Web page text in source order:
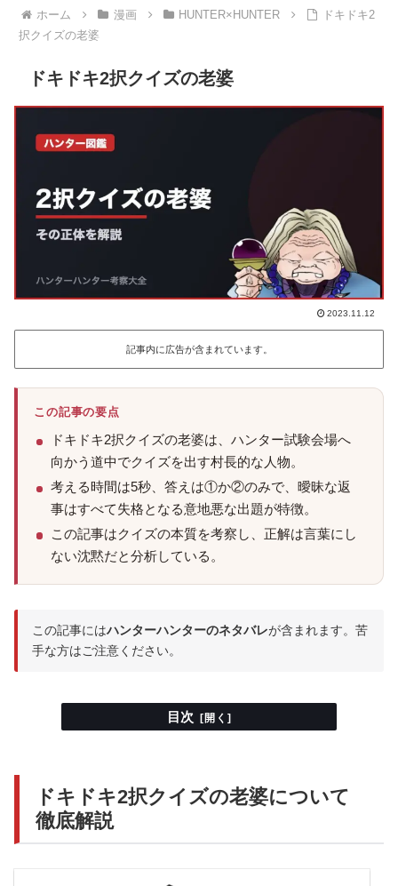
ホーム 漫画 HUNTER×HUNTER
ドキドキ2
択クイズの老婆
ドキドキ2択クイズの老婆
2023.11.12
記事内に広告が含まれています。
この記事の要点
ドキドキ2択クイズの老婆は、ハンター試験会場へ
向かう道中でクイズを出す村長的な人物。
考える時間は5秒、答えは①か②のみで、曖昧な返
事はすべて失格となる意地悪な出題が特徴。
この記事はクイズの本質を考察し、正解は言葉にし
ない沈黙だと分析している。
この記事にはハンターハンターのネタバレが含まれます。苦
手な方はご注意ください。
目次
ドキドキ2択クイズの老婆について
徹底解説